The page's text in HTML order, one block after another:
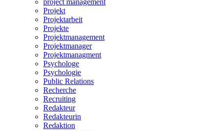
Projekt
Projektarbeit
Projekte
Projektmanagement
Projektmanager
Projektmanagment
Psychologe
Psychologie
Public Relations
Recherche
Recruiting
Redakteur
Redakteurin
Redaktion